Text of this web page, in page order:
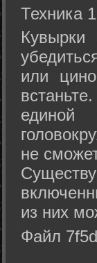
Техника 1
Кувырки
или
единой
не
из них
Файл